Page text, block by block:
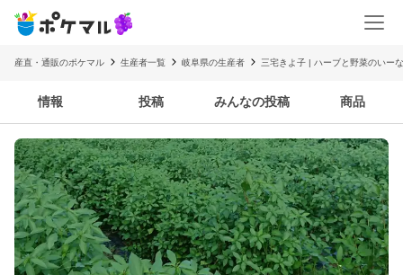
産直・通販のポケマル 生産者一覧 岐阜県の生産者 三宅きよ子 | ハーブと野菜のいー
情報 投稿 みんなの投稿 商品